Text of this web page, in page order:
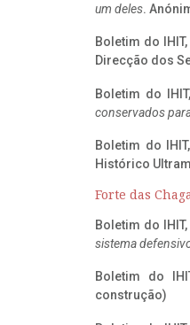
um deles.
Boletim do IHIT,
Direcção dos
Boletim do
conservados
Boletim do
Histórico
Forte das
Boletim do
sistema
Boletim do
construção)